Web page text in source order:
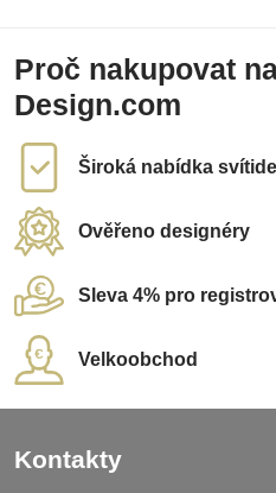
Proč nakupovat
Design.com
Široká nabídka
Ověřeno designéry
Sleva 4% pro
Velkoobchod
Kontakty